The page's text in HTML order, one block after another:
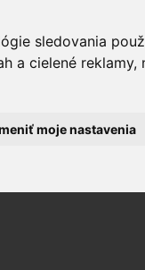
sledovania
a cielené
moje nastavenia